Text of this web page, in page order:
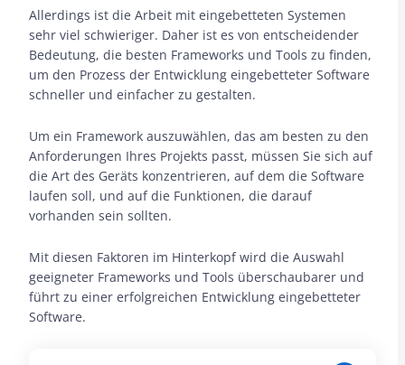
Allerdings ist die Arbeit mit eingebetteten Systemen
sehr viel schwieriger. Daher ist es von entscheidender
Bedeutung, die besten Frameworks und Tools zu finden,
um den Prozess der Entwicklung eingebetteter Software
schneller und einfacher zu gestalten.
Um ein Framework auszuwählen, das am besten zu den
Anforderungen Ihres Projekts passt, müssen Sie sich auf
die Art des Geräts konzentrieren, auf dem die Software
laufen soll, und auf die Funktionen, die darauf
vorhanden sein sollten.
Mit diesen Faktoren im Hinterkopf wird die Auswahl
geeigneter Frameworks und Tools überschaubarer und
führt zu einer erfolgreichen Entwicklung eingebetteter
Software.